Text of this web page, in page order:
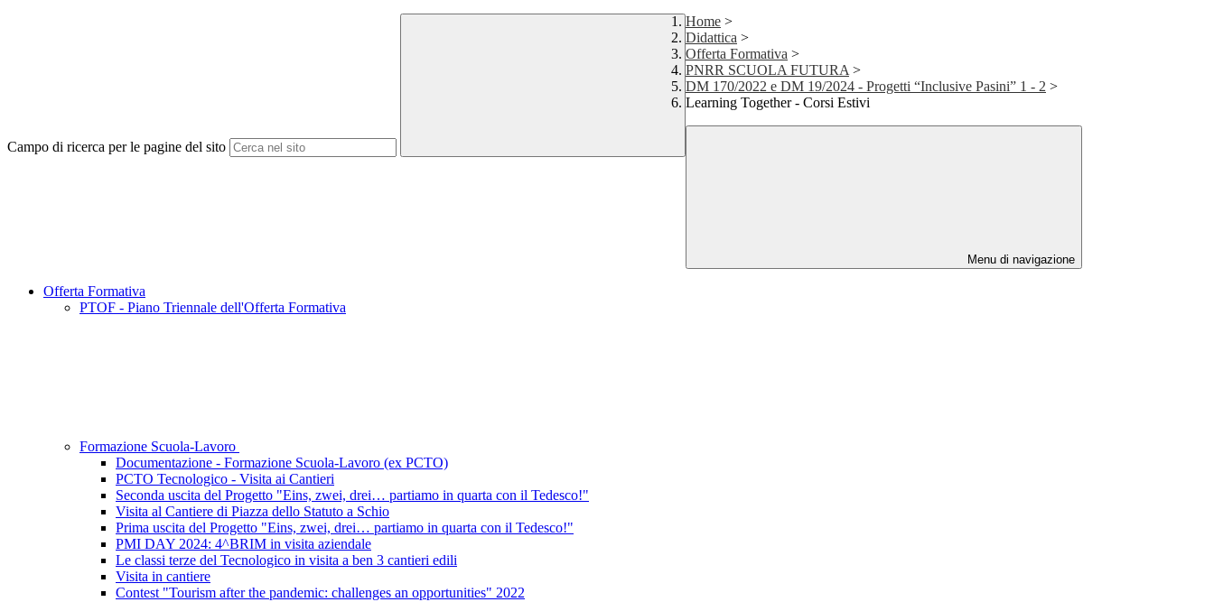
Campo di ricerca per le pagine del sito
Home >
Didattica >
Offerta Formativa >
PNRR SCUOLA FUTURA >
DM 170/2022 e DM 19/2024 - Progetti “Inclusive Pasini” 1 - 2 >
Learning Together - Corsi Estivi
Menu di navigazione
Offerta Formativa
PTOF - Piano Triennale dell'Offerta Formativa
Formazione Scuola-Lavoro
Documentazione - Formazione Scuola-Lavoro (ex PCTO)
PCTO Tecnologico - Visita ai Cantieri
Seconda uscita del Progetto "Eins, zwei, drei… partiamo in quarta con il Tedesco!"
Visita al Cantiere di Piazza dello Statuto a Schio
Prima uscita del Progetto "Eins, zwei, drei… partiamo in quarta con il Tedesco!"
PMI DAY 2024: 4^BRIM in visita aziendale
Le classi terze del Tecnologico in visita a ben 3 cantieri edili
Visita in cantiere
Contest "Tourism after the pandemic: challenges an opportunities" 2022